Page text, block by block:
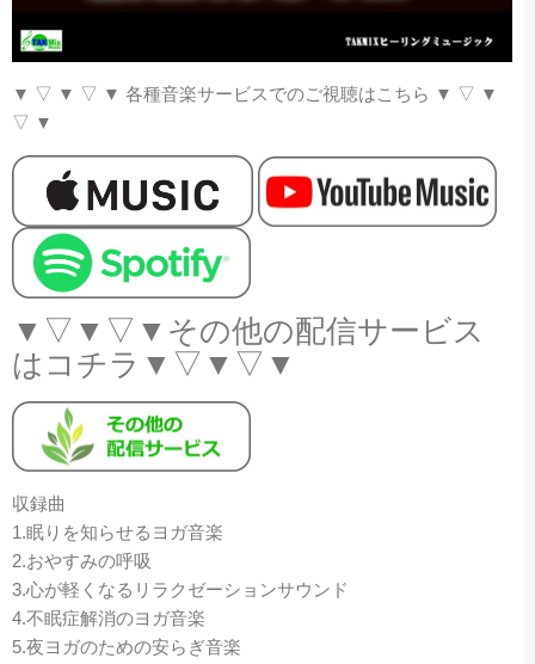
▼ ▽ ▼ ▽ ▼ 各種音楽サービスでのご視聴はこちら ▼ ▽ ▼
▽ ▼
▼▽▼▽▼その他の配信サービス
はコチラ▼▽▼▽▼
収録曲
1.眠りを知らせるヨガ音楽
2.おやすみの呼吸
3.心が軽くなるリラクゼーションサウンド
4.不眠症解消のヨガ音楽
5.夜ヨガのための安らぎ音楽